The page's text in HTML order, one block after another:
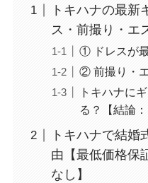
トキハナの最新
ス・前撮り・エ
① ドレスが
② 前撮り・
トキハナに
る？【結論
トキハナで結婚
由【最低価格保
なし】